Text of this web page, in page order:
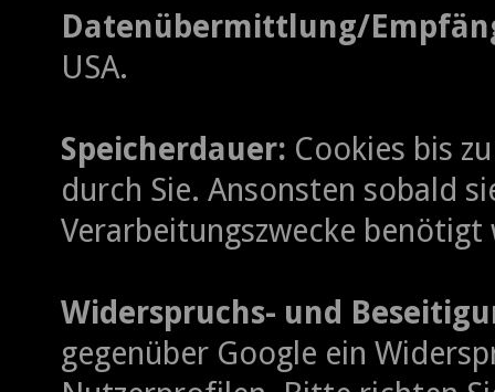
Datenübermittlung/
USA.
Speicherdauer: Cookies bis
durch Sie. Ansonsten sobald
Verarbeitungszwecke benötigt
Widerspruchs- und
gegenüber Google ein